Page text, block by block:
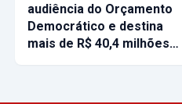
audiência do Orçamento
Democrático e destina
mais de R$ 40,4 milhões…